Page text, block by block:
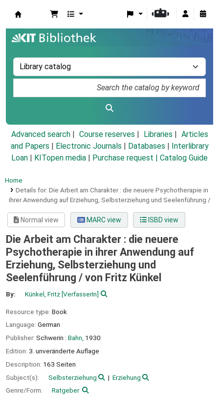
Advanced search Course reserves Libraries
Articles
and Papers
Electronic Journals Databases
Interlibrary
Loan
KITopen media Purchase request | Catalog Guide
Home
Details for: Die Arbeit am Charakter : die neuere Psychotherapie in
ihrer Anwendung auf Erziehung, Selbsterziehung und Seelenführung /
Normal view MARC view ISBD view
Die Arbeit am Charakter : die neuere
Psychotherapie in ihrer Anwendung auf
Erziehung, Selbsterziehung und
Seelenführung / von Fritz Künkel
By: Künkel, Fritz[VerfasserIn]
Resource type: Book
Language: German
Publisher: Schwerin : Bahn, 1930
Edition: 3. unveränderte Auflage
Description: 163 Seiten
Subject(s):
Selbsterziehung
Erziehung
Genre/Form:
Ratgeber